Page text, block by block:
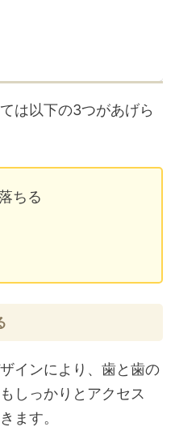
は以下の3つがあげら
ちる
インにより、歯と歯の
しっかりとアクセス
ます。